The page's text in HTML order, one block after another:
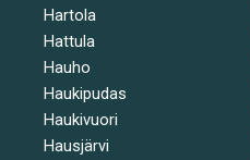
Hartola
Hattula
Hauho
Haukipudas
Haukivuori
Hausjärvi